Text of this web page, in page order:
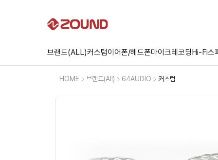
브랜드(ALL)커스텀이어폰/헤드폰마이크레코딩Hi-Fi스
HOME 브랜드(All) 64AUDIO 커스텀